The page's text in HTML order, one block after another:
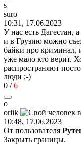
s
surо
10:31, 17.06.2023
У нас есть Дагестан,
и в Грузию можно
байки про криминал,
уже мало кто верит.
распространяют
люди ;-)
0 /6
o
orlik
10:48, 17.06.2023
От пользователя
Закрыть границы.